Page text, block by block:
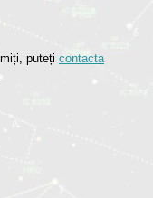
puteți contacta